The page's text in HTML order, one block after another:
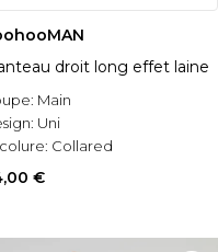
droit long effet laine
Main
Uni
Collared
€